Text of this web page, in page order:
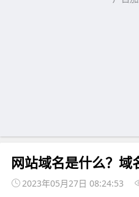
网站域名是什么？域
2023年05月27日 08:24:53